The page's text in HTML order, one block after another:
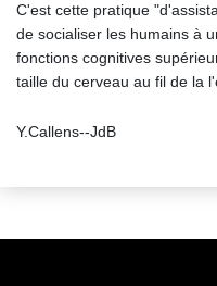
C'est cette pratique
de socialiser les humains à
fonctions cognitives
taille du cerveau au fil de la
Y.Callens--JdB